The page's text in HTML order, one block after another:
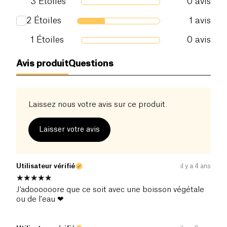
Protéines (g)
Sel (g) 0.3 g
2 Étoiles 1 avis
1 Étoiles 0 avis
Avis produitQuestions
Laissez nous votre avis sur ce produit.
Laisser votre avis
Utilisateur vérifié il y a 4 ans
J'adoooooore que ce soit avec une boisson végétale
ou de l'eau ❤